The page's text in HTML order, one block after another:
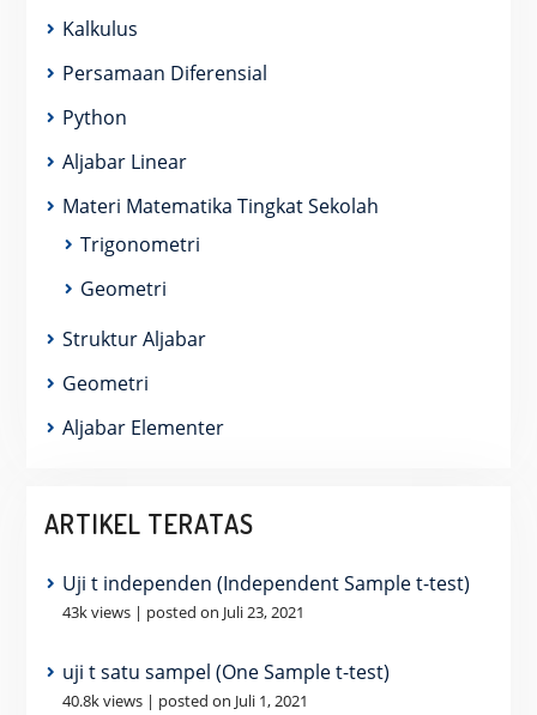
Kalkulus
Persamaan Diferensial
Python
Aljabar Linear
Materi Matematika Tingkat Sekolah
Trigonometri
Geometri
Struktur Aljabar
Geometri
Aljabar Elementer
ARTIKEL TERATAS
Uji t independen (Independent Sample t-test)
43k views| posted on Juli 23, 2021
uji t satu sampel (One Sample t-test)
40.8k views| posted on Juli 1, 2021